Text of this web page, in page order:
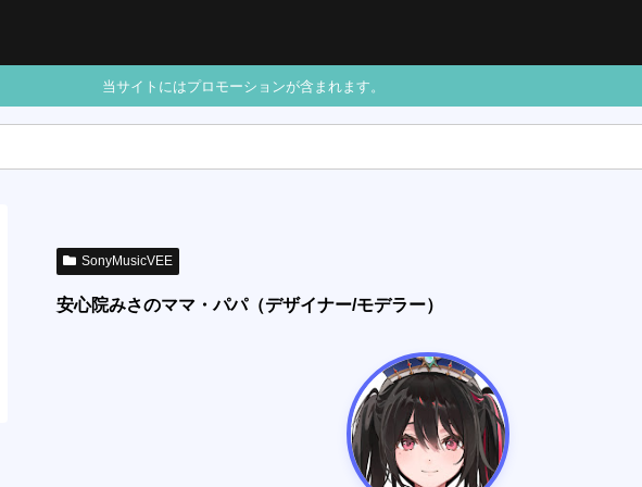
当サイトにはプロモーションが含まれます。
SonyMusicVEE
安心院みさのママ・パパ（デザイナー/モデラー）